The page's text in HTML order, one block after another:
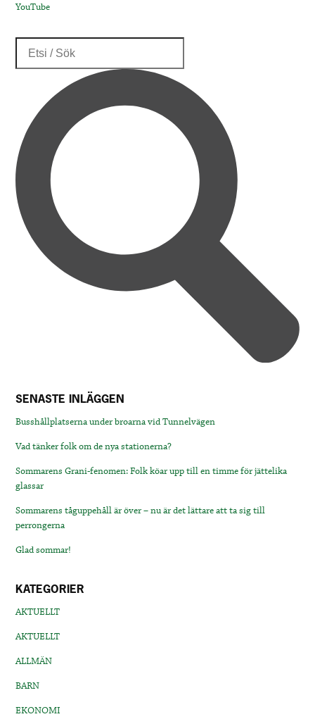
YouTube
SENASTE INLÄGGEN
Busshållplatserna under broarna vid Tunnelvägen
Vad tänker folk om de nya stationerna?
Sommarens Grani-fenomen: Folk köar upp till en timme för jättelika
glassar
Sommarens tåguppehåll är över – nu är det lättare att ta sig till
perrongerna
Glad sommar!
KATEGORIER
AKTUELLT
AKTUELLT
ALLMÄN
BARN
EKONOMI